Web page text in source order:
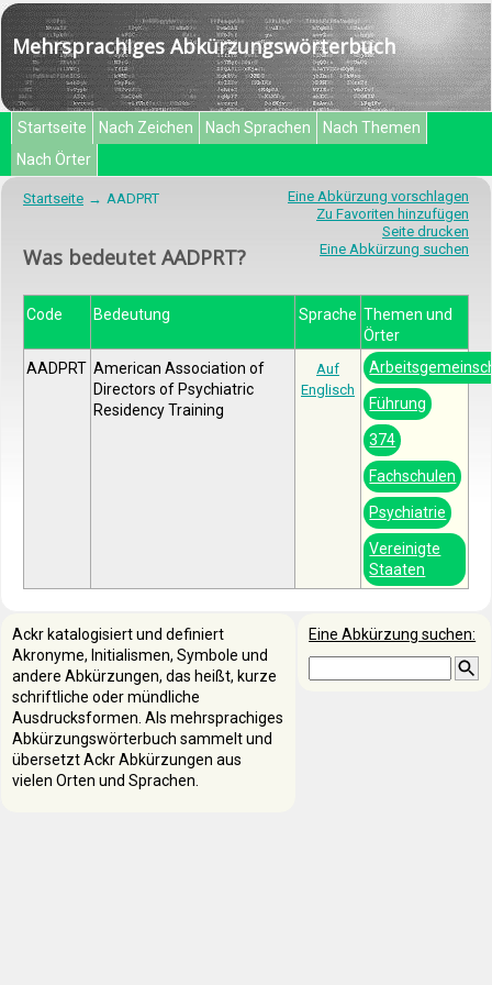
Mehrsprachiges Abkürzungswörterbuch
Startseite Nach Zeichen Nach Sprachen
Nach Themen
Nach Örter
Eine Abkürzung vorschlagen
Zu Favoriten hinzufügen
Seite drucken
Eine Abkürzung suchen
Startseite AADPRT
Was bedeutet AADPRT?
Code Bedeutung Sprache Themen und
Örter
AADPRT American Association of
Directors of Psychiatric
Residency Training
Auf
Englisch
Führung
374
Fachschulen
Psychiatrie
Vereinigte
Staaten
Eine Abkürzung suchen:
Ackr katalogisiert und definiert
Akronyme, Initialismen, Symbole und
andere Abkürzungen, das heißt, kurze
schriftliche oder mündliche
Ausdrucksformen. Als mehrsprachiges
Abkürzungswörterbuch sammelt und
übersetzt Ackr Abkürzungen aus
vielen Orten und Sprachen.